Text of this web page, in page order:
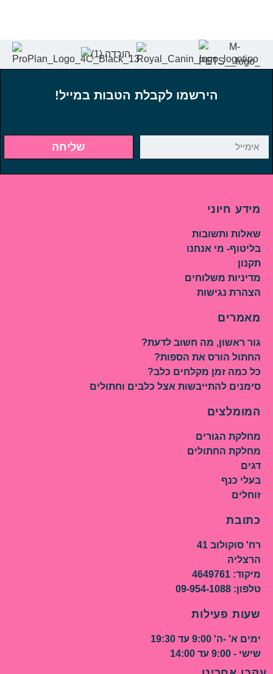
הירשמו לקבלת הטבות במייל!
שליחה
מידע חיוני
שאלות ותשובות
בליטוף- מי אנחנו
תקנון
מדיניות משלוחים
הצהרת נגישות
מאמרים
גור ראשון, מה חשוב לדעת?
החתול הורס את הספות?
כל כמה זמן מקלחים כלב?
סימנים להתייבשות אצל כלבים וחתולים
המומלצים
מחלקת הגורים
מחלקת החתולים
דגים
בעלי כנף
זוחלים
כתובת
רח' סוקולוב 41
הרצליה
מיקוד: 4649761
טלפון: 09-954-1088
שעות פעילות
ימים א' -ה' 9:00 עד 19:30
שישי - 9:00 עד 14:00